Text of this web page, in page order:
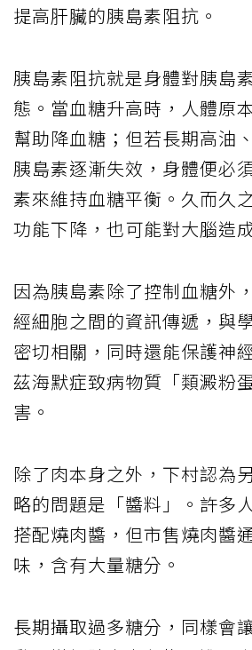
提高肝臟的胰島素阻抗。
胰島素阻抗就是身體對胰島
態。當血糖升高時，人體原
幫助降血糖；但若長期高油
胰島素逐漸失效，身體便必
素來維持血糖平衡。久而久
功能下降，也可能對大腦造
因為胰島素除了控制血糖外
經細胞之間的資訊傳遞，與
密切相關，同時還能保護神
茲海默症致病物質「類澱粉
害。
除了肉本身之外，下村認為
略的問題是「醬料」。許多
搭配燒肉醬，但市售燒肉醬
味，含有大量糖分。
長期攝取過多糖分，同樣會